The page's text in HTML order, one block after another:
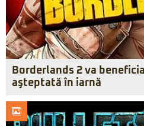
Borderlands 2 va
aşteptată în iarnă